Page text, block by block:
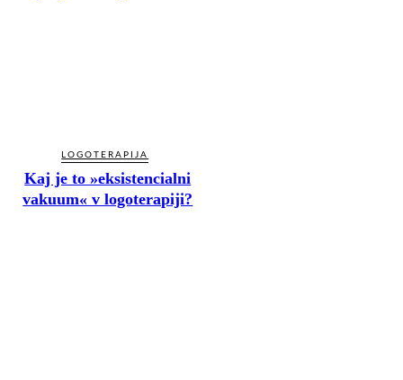
LOGOTERAPIJA
Kaj je to »eksistencialni
vakuum« v logoterapiji?